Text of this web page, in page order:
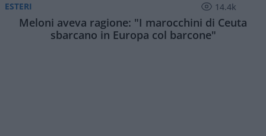
ESTERI 14.4k
Meloni aveva ragione: "I marocchini di Ceuta
sbarcano in Europa col barcone"